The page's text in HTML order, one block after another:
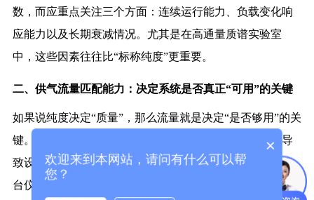
数，而应重点关注三个方面：连续运行能力、负载变化响
应能力以及长期衰减情况。尤其是在高通量质谱实验室
中，这些因素往往比“标称纯度”更重要。
二、供气流量匹配能力：决定系统是否真正“可用”的关键
如果说纯度决定“质量”，那么流量就是决定“是否够用”的关
键。很多实验室在选购氮气发生器时容易忽视这一点，导
致设备在实际运行中出现供气不足、压力不稳甚至影响多
台仪器同时运行的问题。
×
欢迎来到本网站，请问有什么可以帮
您？